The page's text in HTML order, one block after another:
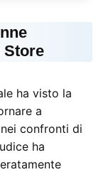
Store
ha visto la
a
confronti di
ha